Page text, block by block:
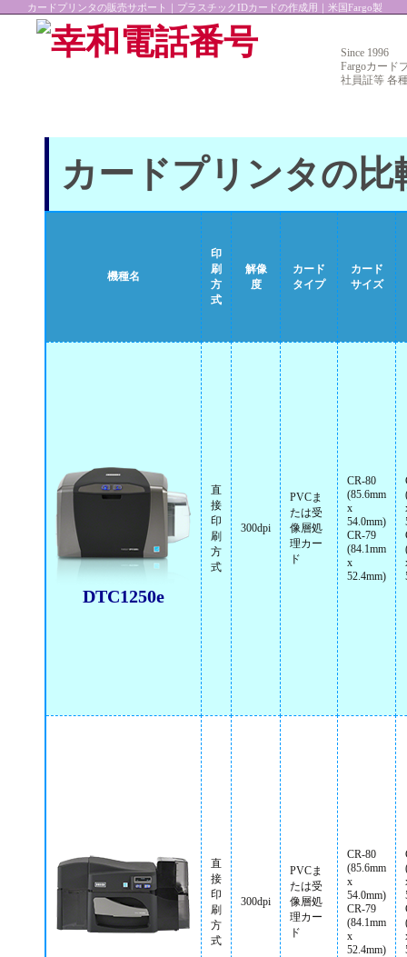
カードプリンタの販売サポート｜プラスチックIDカードの作成用｜米国Fargo製
Since 1996
Fargoカード
社員証等 各
カードプリンタの
機種名
印
刷
方
式
解像
度
カード
タイプ
カード
サイズ
DTC1250e
直
接
印
刷
方
式
300dpi
PVCま
たは受
像層処
理カー
ド
CR-80
(85.6mm
x
54.0mm)
CR-79
(84.1mm
x
52.4mm)
直
接
印
刷
方
式
300dpi
PVCま
たは受
像層処
理カー
ド
CR-80
(85.6mm
x
54.0mm)
CR-79
(84.1mm
x
52.4mm)